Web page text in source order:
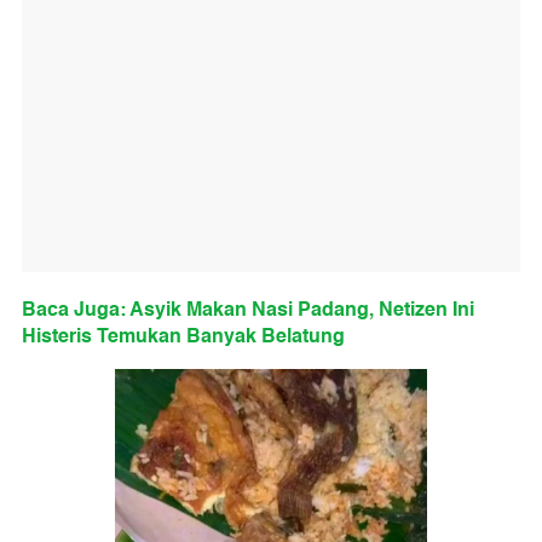
Baca Juga: Asyik Makan Nasi Padang, Netizen Ini
Histeris Temukan Banyak Belatung